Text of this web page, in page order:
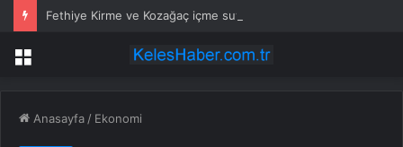
Fethiye Kirme ve Kozağaç içme suyu hatları yenileniyor
Menü
Anasayfa / Ekonomi